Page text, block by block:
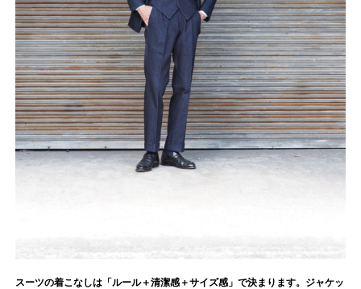
スーツの着こなしは「ルール＋清潔感＋サイズ感」で決まります。ジャケッ